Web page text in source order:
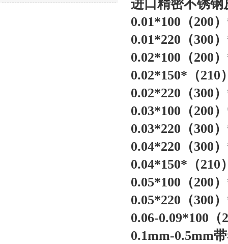
进口精密不锈钢
0.01*100（200
0.01*220（300
0.02*100（200
0.02*150*（210
0.02*220（300
0.03*100（200
0.03*220（300
0.04*220（300
0.04*150*（210
0.05*100（200
0.05*220（300
0.06-0.09*100
0.1mm-0.5mm